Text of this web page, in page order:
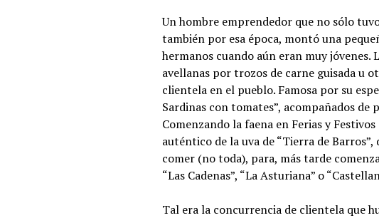
Un hombre emprendedor que no sólo
también por esa época, montó una
hermanos cuando aún eran muy
avellanas por trozos de carne guisada u
clientela en el pueblo. Famosa por su
Sardinas con tomates”, acompañados
Comenzando la faena en Ferias y
auténtico de la uva de “Tierra de
comer (no toda), para, más tarde
“Las Cadenas”, “La Asturiana” o
Tal era la concurrencia de clientela que